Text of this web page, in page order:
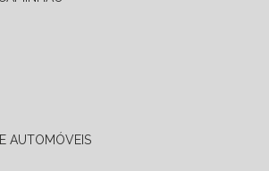
AUTOMÓVEIS